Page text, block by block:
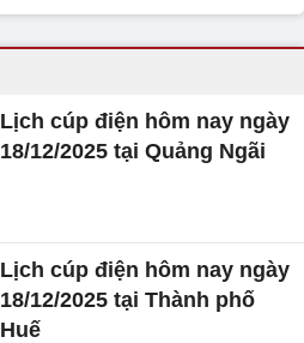
Lịch cúp điện hôm nay ngày
18/12/2025 tại Quảng Ngãi
Lịch cúp điện hôm nay ngày
18/12/2025 tại Thành phố
Huế